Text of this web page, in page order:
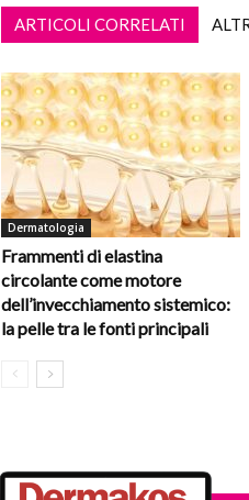
ARTICOLI CORRELATI
Dermatologia
Frammenti di elastina
circolante come motore
dell’invecchiamento sistemico:
la pelle tra le fonti principali